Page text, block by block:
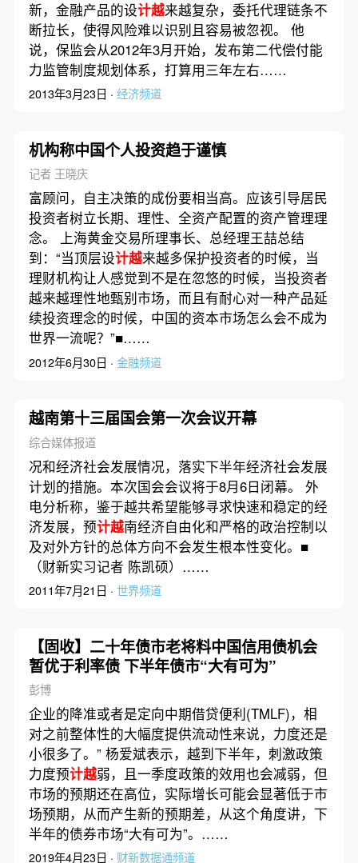
新，金融产品的设计越来越复杂，委托代理链条不
断拉长，使得风险难以识别且容易被忽视。 他
说，保监会从2012年3月开始，发布第二代偿付能
力监管制度规划体系，打算用三年左右……
2013年3月23日 · 经济频道
机构称中国个人投资趋于谨慎
记者 王晓庆
富顾问，自主决策的成份要相当高。应该引导居民
投资者树立长期、理性、全资产配置的资产管理理
念。 上海黄金交易所理事长、总经理王喆总结
到：“当顶层设计越来越多保护投资者的时候，当
理财机构让人感觉到不是在忽悠的时候，当投资者
越来越理性地甄别市场，而且有耐心对一种产品延
续投资理念的时候，中国的资本市场怎么会不成为
世界一流呢？”■……
2012年6月30日 · 金融频道
越南第十三届国会第一次会议开幕
综合媒体报道
况和经济社会发展情况，落实下半年经济社会发展
计划的措施。本次国会会议将于8月6日闭幕。 外
电分析称，鉴于越共希望能够寻求快速和稳定的经
济发展，预计越南经济自由化和严格的政治控制以
及对外方针的总体方向不会发生根本性变化。■
（财新实习记者 陈凯硕）……
2011年7月21日 · 世界频道
【固收】二十年债市老将料中国信用债机会
暂优于利率债 下半年债市“大有可为”
彭博
企业的降准或者是定向中期借贷便利(TMLF)，相
对之前整体性的大幅度提供流动性来说，力度还是
小很多了。” 杨爱斌表示，越到下半年，刺激政策
力度预计越弱，且一季度政策的效用也会减弱，但
市场的预期还在高位，实际增长可能会显著低于市
场预期，从而产生新的预期差，从这个角度讲，下
半年的债券市场“大有可为”。……
2019年4月23日 · 财新数据通频道